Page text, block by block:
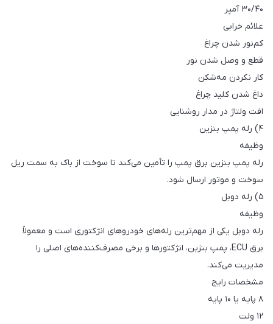
۳۰/۴۰ آمپر
علائم خرابی
کم‌نور شدن چراغ
قطع و وصل شدن نور
کار نکردن مه‌شکن
داغ شدن کلید چراغ
افت ولتاژ در مدار روشنایی
۴) رله پمپ بنزین
وظیفه
رله پمپ بنزین برق پمپ را تأمین می‌کند تا سوخت از باک به سمت ریل
سوخت و موتور ارسال شود.
۵) رله دوبل
وظیفه
رله دوبل یکی از مهم‌ترین رله‌های خودروهای انژکتوری است و معمولاً
برق ECU، پمپ بنزین، انژکتورها و برخی مصرف‌کننده‌های اصلی را
مدیریت می‌کند.
مشخصات رایج
۸ پایه یا ۱۰ پایه
۱۲ ولت